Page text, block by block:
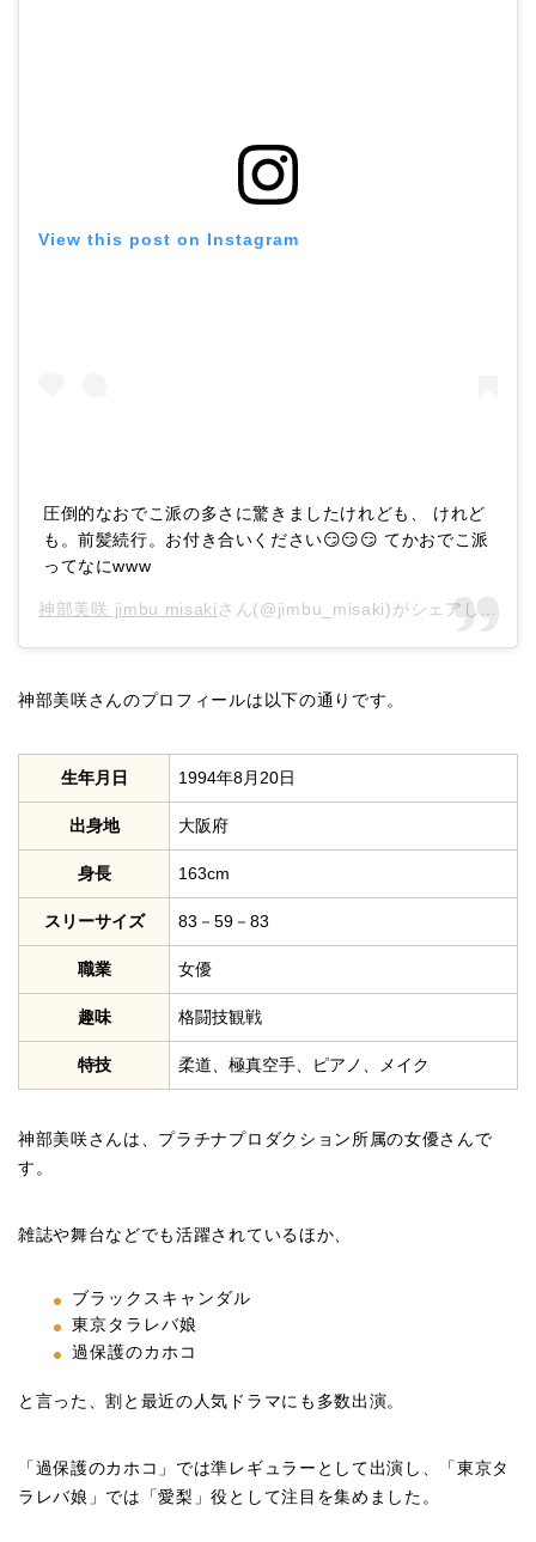
View this post on Instagram
圧倒的なおでこ派の多さに驚きましたけれども、 けれど
も。前髪続行。お付き合いください😏😏😏 てかおでこ派
ってなにwww
神部美咲 jimbu misaki さん(@jimbu_misaki)がシェアした投稿 –
神部美咲さんのプロフィールは以下の通りです。
生年月日 1994年8月20日
出身地 大阪府
身長 163cm
スリーサイズ 83－59－83
職業 女優
趣味 格闘技観戦
特技 柔道、極真空手、ピアノ、メイク
神部美咲さんは、プラチナプロダクション所属の女優さんで
す。
雑誌や舞台などでも活躍されているほか、
ブラックスキャンダル
東京タラレバ娘
過保護のカホコ
と言った、割と最近の人気ドラマにも多数出演。
「過保護のカホコ」では準レギュラーとして出演し、「東京タ
ラレバ娘」では「愛梨」役として注目を集めました。